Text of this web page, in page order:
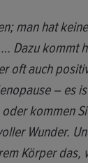
man hat
Dazu kommt
oft auch
– es
kommen
Wunder.
Körper